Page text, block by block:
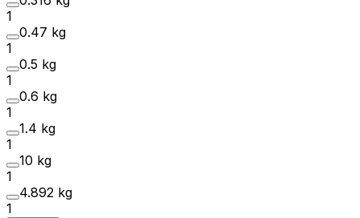
1
0.47 kg
1
0.5 kg
1
0.6 kg
1
1.4 kg
1
10 kg
1
4.892 kg
1